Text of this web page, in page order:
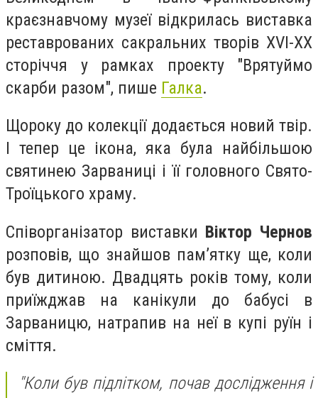
краєзнавчому музеї відкрилась виставка
реставрованих сакральних творів ХVI-XX
сторіччя у рамках проекту "Врятуймо
скарби разом", пише Галка.
Щороку до колекції додається новий твір.
І тепер це ікона, яка була найбільшою
святинею Зарваниці і її головного Свято-
Троїцького храму.
Співорганізатор виставки Віктор Чернов
розповів, що знайшов пам’ятку ще, коли
був дитиною. Двадцять років тому, коли
приїжджав на канікули до бабусі в
Зарваницю, натрапив на неї в купі руїн і
сміття.
"Коли був підлітком, почав дослідження і